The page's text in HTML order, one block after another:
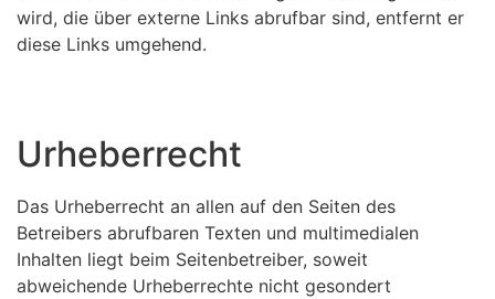
wird, die über externe Links abrufbar sind, entfernt er
diese Links umgehend.
Urheberrecht
Das Urheberrecht an allen auf den Seiten des
Betreibers abrufbaren Texten und multimedialen
Inhalten liegt beim Seitenbetreiber, soweit
abweichende Urheberrechte nicht gesondert